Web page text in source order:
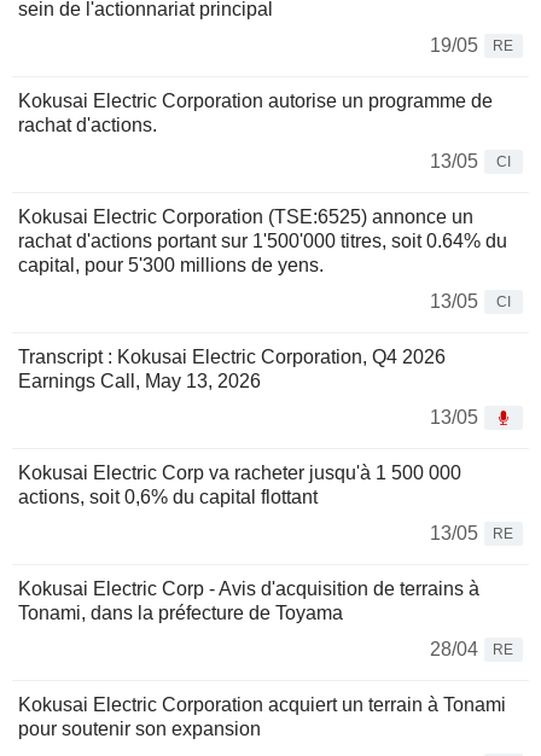
sein de l'actionnariat principal
19/05
RE
Kokusai Electric Corporation autorise un programme de
rachat d'actions.
13/05
CI
Kokusai Electric Corporation (TSE:6525) annonce un
rachat d'actions portant sur 1'500'000 titres, soit 0.64% du
capital, pour 5'300 millions de yens.
13/05
CI
Transcript : Kokusai Electric Corporation, Q4 2026
Earnings Call, May 13, 2026
13/05
Kokusai Electric Corp va racheter jusqu'à 1 500 000
actions, soit 0,6% du capital flottant
13/05
RE
Kokusai Electric Corp - Avis d'acquisition de terrains à
Tonami, dans la préfecture de Toyama
28/04
RE
Kokusai Electric Corporation acquiert un terrain à Tonami
pour soutenir son expansion